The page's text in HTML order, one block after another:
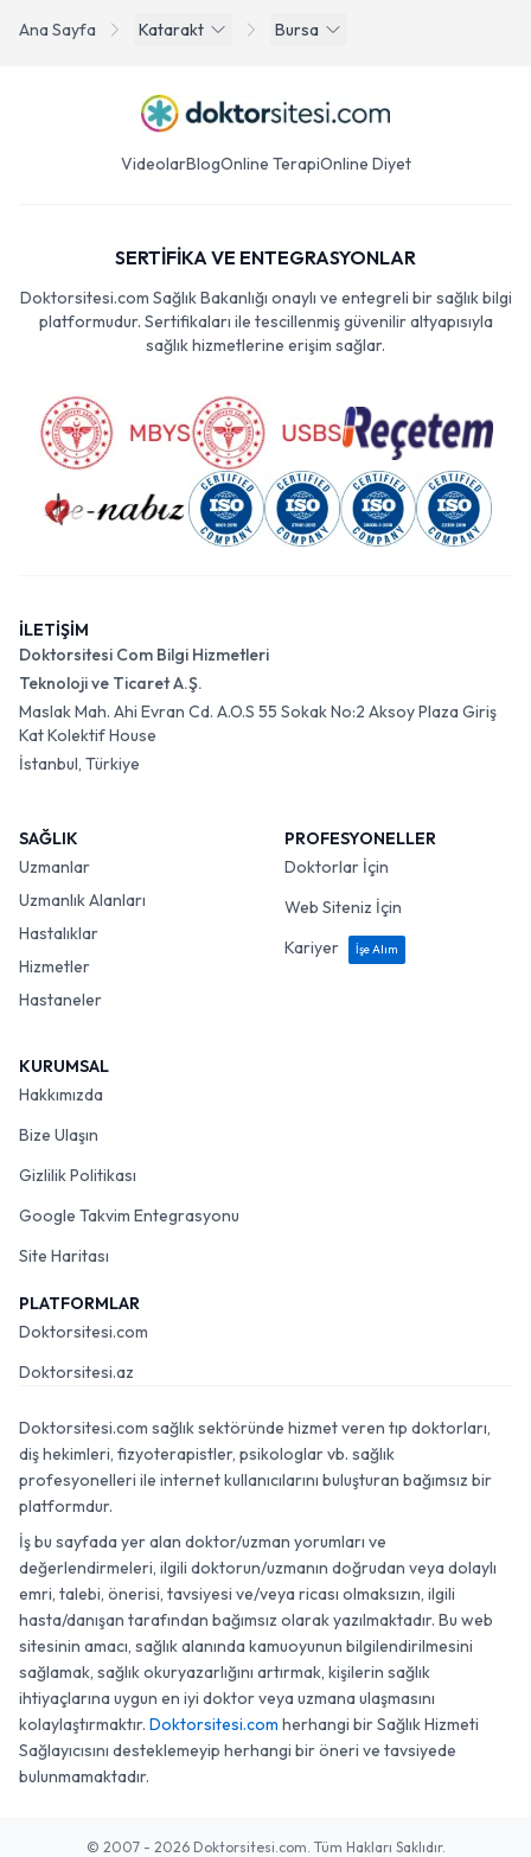
Ana Sayfa Katarakt Bursa
VideolarBlogOnline TerapiOnline Diyet
SERTİFİKA VE ENTEGRASYONLAR
Doktorsitesi.com Sağlık Bakanlığı onaylı ve entegreli bir sağlık bilgi
platformudur. Sertifikaları ile tescillenmiş güvenilir altyapısıyla
sağlık hizmetlerine erişim sağlar.
İLETİŞİM
Doktorsitesi Com Bilgi Hizmetleri
Teknoloji ve Ticaret A.Ş.
Maslak Mah. Ahi Evran Cd. A.O.S 55 Sokak No:2 Aksoy Plaza Giriş
Kat Kolektif House
İstanbul, Türkiye
SAĞLIK
Uzmanlar
Uzmanlık Alanları
Hastalıklar
Hizmetler
Hastaneler
PROFESYONELLER
Doktorlar İçin
Web Siteniz İçin
Kariyer
İşe Alım
KURUMSAL
Hakkımızda
Bize Ulaşın
Gizlilik Politikası
Google Takvim Entegrasyonu
Site Haritası
PLATFORMLAR
Doktorsitesi.com
Doktorsitesi.az
Doktorsitesi.com sağlık sektöründe hizmet veren tıp doktorları,
diş hekimleri, fizyoterapistler, psikologlar vb. sağlık
profesyonelleri ile internet kullanıcılarını buluşturan bağımsız bir
platformdur.
İş bu sayfada yer alan doktor/uzman yorumları ve
değerlendirmeleri, ilgili doktorun/uzmanın doğrudan veya dolaylı
emri, talebi, önerisi, tavsiyesi ve/veya ricası olmaksızın, ilgili
hasta/danışan tarafından bağımsız olarak yazılmaktadır. Bu web
sitesinin amacı, sağlık alanında kamuoyunun bilgilendirilmesini
sağlamak, sağlık okuryazarlığını artırmak, kişilerin sağlık
ihtiyaçlarına uygun en iyi doktor veya uzmana ulaşmasını
kolaylaştırmaktır. Doktorsitesi.com herhangi bir Sağlık Hizmeti
Sağlayıcısını desteklemeyip herhangi bir öneri ve tavsiyede
bulunmamaktadır.
© 2007 - 2026 Doktorsitesi.com. Tüm Hakları Saklıdır.